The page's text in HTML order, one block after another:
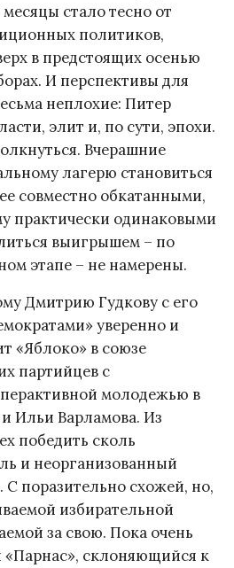
стало тесно от
политиков,
в предстоящих осенью
И перспективы для
неплохие: Питер
элит и, по сути, эпохи.
Вчерашние
лагерю становиться
совместно обкатанными,
практически одинаковыми
выигрышем – по
этапе – не намерены.
Дмитрию Гудкову с его
уверенно и
«Яблоко» в союзе
партийцев с
молодежью в
Ильи Варламова. Из
победить сколь
и неорганизованный
поразительно схожей, но,
избирательной
за свою. Пока очень
«Парнас», склоняющийся к